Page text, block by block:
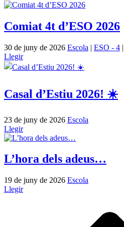
Comiat 4t d’ESO 2026
30 de juny de 2026 Escola | ESO - 4 |
Llegir
Casal d’Estiu 2026! ☀️
23 de juny de 2026 Escola
Llegir
L’hora dels adeus…
19 de juny de 2026 Escola
Llegir